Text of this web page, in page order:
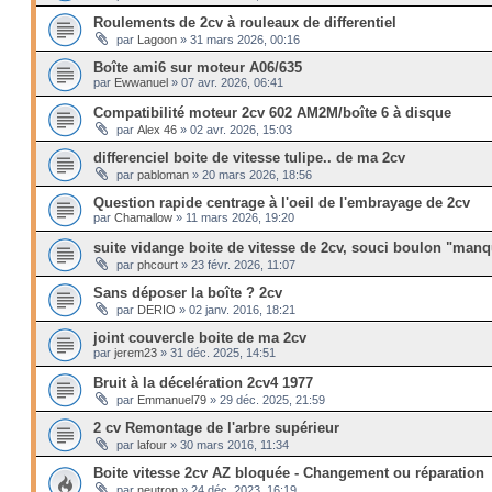
Roulements de 2cv à rouleaux de differentiel
par Lagoon» 31 mars 2026, 00:16
Boîte ami6 sur moteur A06/635
par Ewwanuel» 07 avr. 2026, 06:41
Compatibilité moteur 2cv 602 AM2M/boîte 6 à disque
par Alex 46» 02 avr. 2026, 15:03
differenciel boite de vitesse tulipe.. de ma 2cv
par pabloman» 20 mars 2026, 18:56
Question rapide centrage à l'oeil de l'embrayage de 2cv
par Chamallow» 11 mars 2026, 19:20
suite vidange boite de vitesse de 2cv, souci boulon
par phcourt» 23 févr. 2026, 11:07
Sans déposer la boîte ? 2cv
par DERIO » 02 janv. 2016, 18:21
joint couvercle boite de ma 2cv
par jerem23» 31 déc. 2025, 14:51
Bruit à la décelération 2cv4 1977
par Emmanuel79» 29 déc. 2025, 21:59
2 cv Remontage de l'arbre supérieur
par lafour» 30 mars 2016, 11:34
Boite vitesse 2cv AZ bloquée - Changement ou réparation